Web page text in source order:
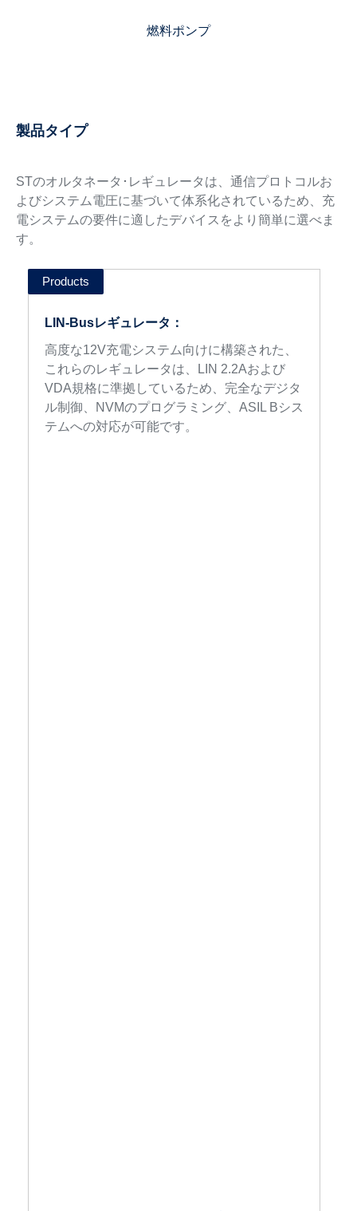
燃料ポンプ
製品タイプ
STのオルタネータ･レギュレータは、通信プロトコルお
よびシステム電圧に基づいて体系化されているため、充
電システムの要件に適したデバイスをより簡単に選べま
す。
LIN-Busレギュレータ：
高度な12V充電システム向けに構築された、
これらのレギュレータは、LIN 2.2Aおよび
VDA規格に準拠しているため、完全なデジタ
ル制御、NVMのプログラミング、ASIL Bシス
テムへの対応が可能です。